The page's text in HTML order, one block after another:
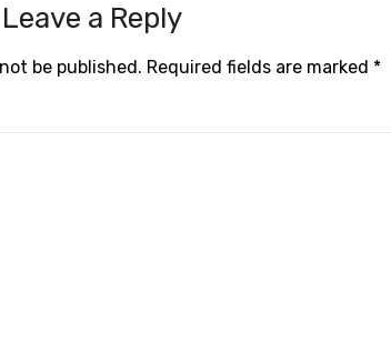
Leave a Reply
be published. Required fields are marked *